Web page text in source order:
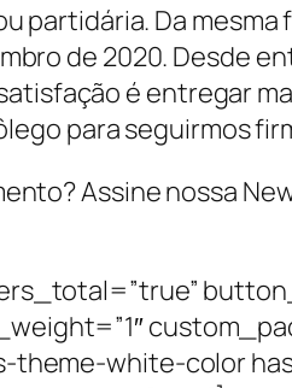
partidária. Da
de 2020. Desde
é entregar
para seguirmos
Assine nossa
white-color